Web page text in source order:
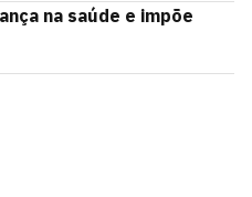
na saúde e impõe